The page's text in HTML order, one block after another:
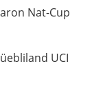
Nat-Cup
UCI